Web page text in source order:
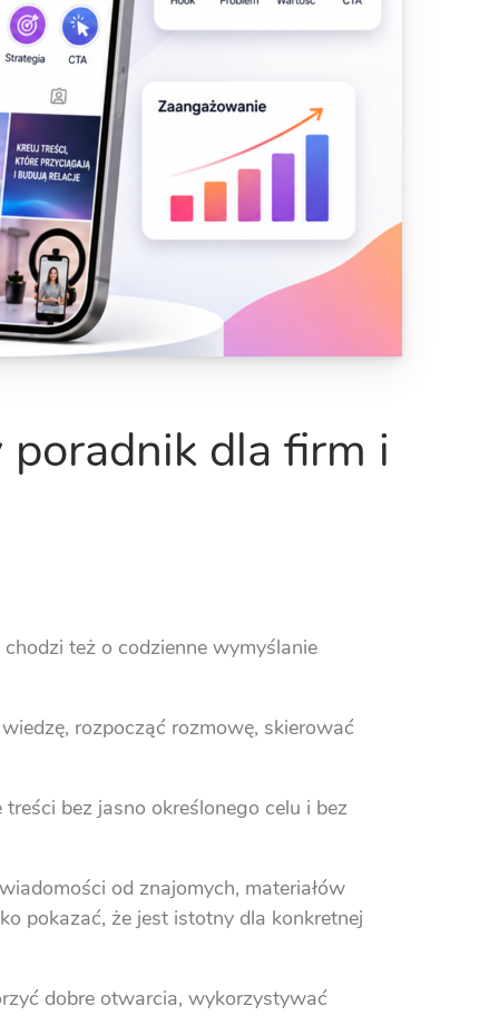
poradnik dla firm i
też o codzienne wymyślanie
rozpocząć rozmowę, skierować
bez jasno określonego celu i bez
od znajomych, materiałów
pokazać, że jest istotny dla konkretnej
dobre otwarcia, wykorzystywać